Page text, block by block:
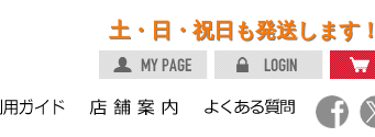
土・日・祝日も発送します！